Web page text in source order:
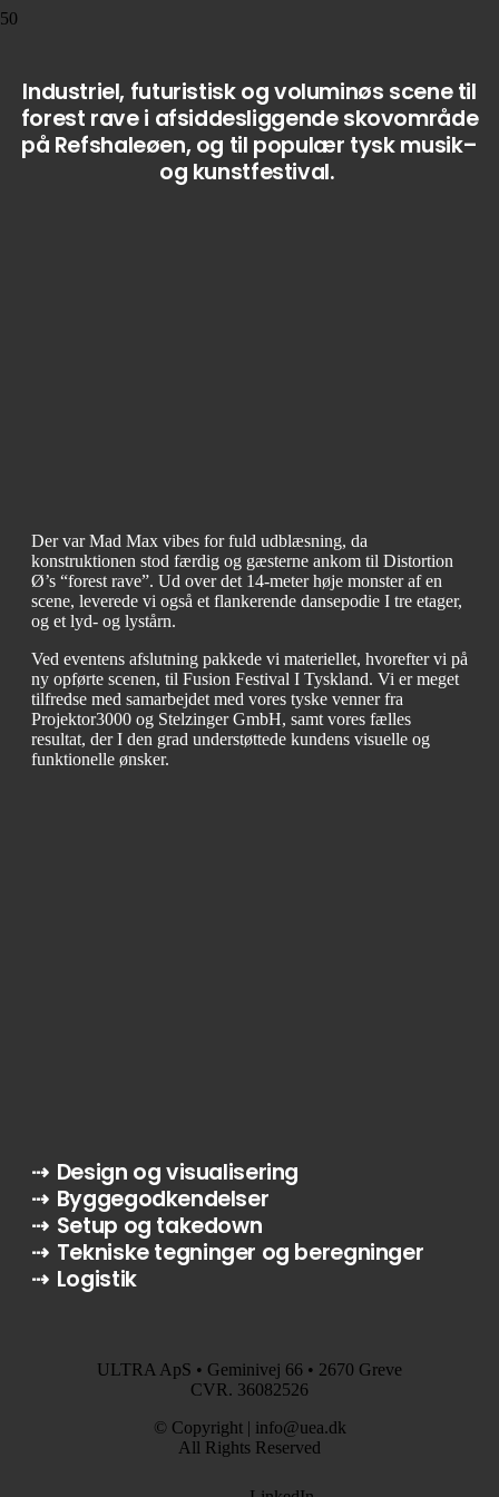
Industriel, futuristisk ogvoluminøs scene til
forest ravei afsiddesliggende skovområde
på Refshaleøen, og til populær tyskmusik–
og kunstfestival.
Der var Mad Max vibes for fuld udblæsning, da
konstruktionen stod færdig og gæsterne ankom til Distortion
Ø’s “forest rave”. Ud over det 14-meter høje monster af en
scene, leverede vi også et flankerende dansepodie I tre etager,
og et lyd- og lystårn.
Ved eventens afslutning pakkede vi materiellet, hvorefter vi på
ny opførte scenen, til Fusion Festival I Tyskland. Vi er meget
tilfredse med samarbejdet med vores tyske venner fra
Projektor3000 og Stelzinger GmbH, samt vores fælles
resultat, der I den grad understøttede kundens visuelle og
funktionelle ønsker.
⇢ Design ogvisualisering
⇢ Byggegodkendelser
⇢ Setup og takedown
⇢ Teknisketegninger og beregninger
⇢ Logistik
ULTRA ApS • Geminivej 66 • 2670 Greve
CVR. 36082526
© Copyright | info@uea.dk
All Rights Reserved